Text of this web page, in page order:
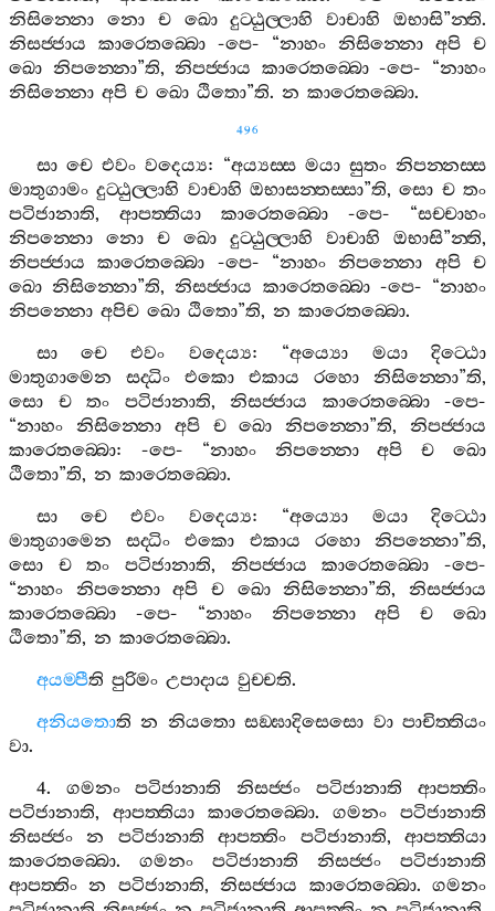
නිසින‍්නො
නො ච ඛො දුට‍්ඨුල‍්ලාහි වාචාහි ඔභාසි”න‍්ති.
නිසජ‍්ජාය
කාරෙතබ‍්බො -පෙ- “නාහං නිසින‍්නො අපි ච
ඛො නිපන‍්නො”ති,නිපජ‍්ජාය කාරෙතබ‍්බො-පෙ- “නාහං
නිසින‍්නො අපි ච ඛො ඨිතො”ති. න කාරෙතබ‍්බො.
496
සා චෙ එවං වදෙය්‍ය: “අය්‍යස‍්ස මයා සුතං නිපන‍්නස‍්ස
මාතුගාමං දුට‍්ඨුල‍්ලාහි වාචාහි ඔභාසන‍්තස‍්සා”ති,සො ච තං
පටිජානාති, ආපත‍්තියා කාරෙතබ‍්බො -පෙ- “සච‍්චාහං
නිපන‍්නො
නො ච ඛො දුට‍්ඨුල‍්ලාහි වාචාහි ඔභාසි”න‍්ති,
නිපජ‍්ජාය
කාරෙතබ‍්බො -පෙ- “නාහං නිපන‍්නො අපි ච
ඛො නිසින‍්නො”ති,නිසජ‍්ජාය කාරෙතබ‍්බො-පෙ- “නාහං
නිපන‍්නො අපිච ඛො ඨිතො”ති, න කාරෙතබ‍්බො.
සා
චෙ එවං වදෙය්‍ය: “අය්‍යො මයා
දිට‍්ඨො
මාතුගාමෙන
සද‍්ධිං එකො එකාය රහො නිසින‍්නො”ති,
සො
ච තං පටිජානාති, නිසජ‍්ජාය කාරෙතබ‍්බො-පෙ-
“නාහං නිසින‍්නො අපි ච ඛො නිපන‍්නො”ති,නිපජ‍්ජාය
කාරෙතබ‍්බො: -පෙ- “නාහං නිපන‍්නො අපි ච
ඛො
ඨිතො”ති, න කාරෙතබ‍්බො.
සා
චෙ එවං වදෙය්‍ය: “අය්‍යො මයා
දිට‍්ඨො
මාතුගාමෙන
සද‍්ධිං එකො එකාය රහො නිපන‍්නො”ති,
සො
ච තං පටිජානාති, නිපජ‍්ජාය කාරෙතබ‍්බො -පෙ-
“නාහං නිපන‍්නො අපි ච ඛො නිසින‍්නො”ති,නිසජ‍්ජාය
කාරෙතබ‍්බො -පෙ- “නාහං නිපන‍්නො අපි ච
ඛො
ඨිතො”ති, න කාරෙතබ‍්බො.
අයම‍්පීති පුරිමං උපාදාය වුච‍්චති.
අනියතොති න නියතො සඞ‍්ඝාදිසෙසො වා පාචිත‍්තියං
වා.
4. ගමනං පටිජානාති නිසජ‍්ජං පටිජානාති
ආපත‍්තිං
පටිජානාති, ආපත‍්තියා කාරෙතබ‍්බො. ගමනං
පටිජානාති
නිසජ‍්ජං
න පටිජානාති ආපත‍්තිං පටිජානාති,ආපත‍්තියා
කාරෙතබ‍්බො. ගමනං පටිජානාති නිසජ‍්ජං
පටිජානාති
ආපත‍්තිං න පටිජානාති,නිසජ‍්ජාය කාරෙතබ‍්බො.ගමනං